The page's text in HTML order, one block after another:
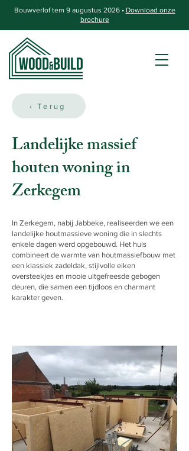
Bouwverlof tem 9 augustus 2026 • Download onze
brochure
‹ Terug
Landelijke massief
houten woning in
Zerkegem
In Zerkegem, nabij Jabbeke, realiseerden we een
landelijke houtmassieve woning die in slechts
enkele dagen werd opgebouwd. Het huis
combineert de warmte van houtmassiefbouw met
een klassiek zadeldak, stijlvolle eiken
oversteekjes en mooie uitgefreesde gebogen
deuren, die samen een tijdloos en charmant
karakter geven.